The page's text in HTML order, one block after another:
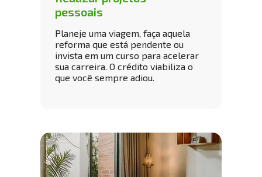
pessoais
Planeje uma viagem, faça aquela
reforma que está pendente ou
invista em um curso para acelerar
sua carreira. O crédito viabiliza o
que você sempre adiou.